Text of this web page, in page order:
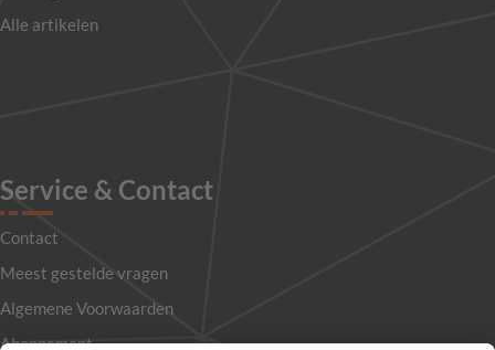
Alle artikelen
Service & Contact
Contact
Meest gestelde vragen
Algemene Voorwaarden
Abonnement